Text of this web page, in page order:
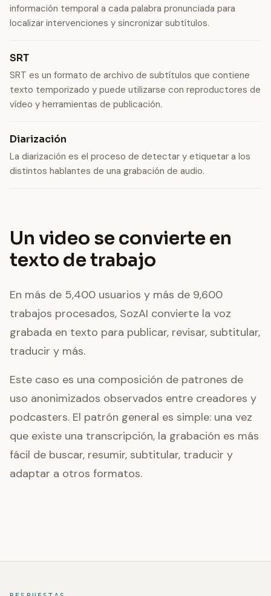
información temporal a cada palabra pronunciada para
localizar intervenciones y sincronizar subtítulos.
SRT
SRT es un formato de archivo de subtítulos que contiene
texto temporizado y puede utilizarse con reproductores de
vídeo y herramientas de publicación.
Diarización
La diarización es el proceso de detectar y etiquetar a los
distintos hablantes de una grabación de audio.
Un video se convierte en
texto de trabajo
En más de 5,400 usuarios y más de 9,600
trabajos procesados, SozAI convierte la voz
grabada en texto para publicar, revisar, subtitular,
traducir y más.
Este caso es una composición de patrones de
uso anonimizados observados entre creadores y
podcasters. El patrón general es simple: una vez
que existe una transcripción, la grabación es más
fácil de buscar, resumir, subtitular, traducir y
adaptar a otros formatos.